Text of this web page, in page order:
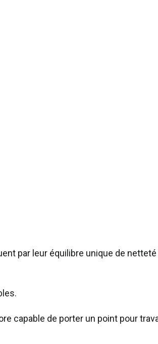
par leur équilibre unique de netteté
capable de porter un point pour